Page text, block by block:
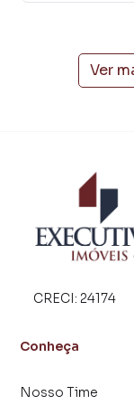
Meio. Aqui você
Negocie seu
de fazer tudo
smartphone. Nós
simplificar a
compradores
Imóveis é uma
Na Executivo
tradicionais. Já
Ver
CRECI: 24174
Conheça
Nosso Time